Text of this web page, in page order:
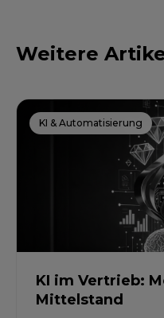
Weitere
KI & Automatisierung
KI im Vertrieb:
Mittelstand